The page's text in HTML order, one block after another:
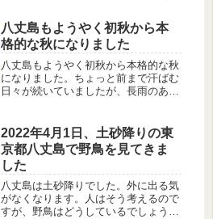
八丈島もようやく初秋から本
格的な秋になりました
八丈島もようやく初秋から本格的な秋
になりました。ちょっと前まで汗ばむ
日々が続いていましたが、長雨のあと
を受けて発達したセンニンソウの種、
来島した渡り鳥について紹介します。
2022年4月1日、土砂降りの東
京都八丈島で野鳥を見てきま
した
八丈島は土砂降りでした。外に出る気
がなくなります。人はそう考えるので
すが、野鳥はどうしているでしょう